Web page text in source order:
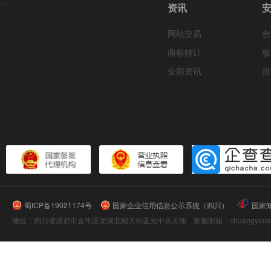
资讯
网站交易
商标转让
全部资讯
蜀ICP备19021174号 国家企业信用信息公示系统（四川）
国家
地址：四川省成都市金牛区龙湖北城天街蓝光中央天地 客服邮箱：